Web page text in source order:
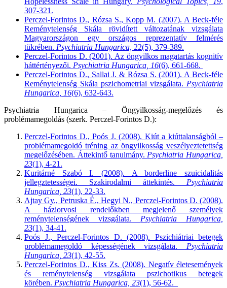
307-321.
Perczel-Forintos D., Rózsa S., Kopp M. (2007). A Beck-féle
Reménytelenség Skála rövidített változatának vizsgálata
Magyarországon egy országos reprezentatív felmérés
tükrében. Psychiatria Hungarica, 22(5), 379-389.
Perczel-Forintos D. (2001). Az öngyilkos magatartás kognitív
háttértényezői. Psychiatria Hungarica, 16(6), 661-668.
Perczel-Forintos D., Sallai J. & Rózsa S. (2001). A Beck-féle
Reménytelenség Skála pszichometriai vizsgálata. Psychiatria
Hungarica, 16(6), 632-643.
Psychiatria Hungarica – Öngyilkosság-megelőzés és
problémamegoldás (szerk. Perczel-Forintos D.):
Perczel-Forintos D., Poós J. (2008). Kiút a kiúttalanságból –
problémamegoldó tréning az öngyilkosság veszélyeztetettség
megelőzésében. Áttekintő tanulmány. Psychiatria Hungarica,
23(1), 4-21.
Kuritárné Szabó I. (2008). A borderline szuicidalitás
jellegztetességei. Szakirodalmi áttekintés. Psychiatria
Hungarica, 23(1), 22-33.
Ajtay Gy., Petruska É., Hegyi N., Perczel-Forintos D. (2008).
A háziorvosi rendelőkben megjelenő személyek
reménytelenségének vizsgálata. Psychiatria Hungarica,
23(1), 34-41.
Poós J., Perczel-Forintos D. (2008). Pszichiátriai betegek
problémamegoldó képességének vizsgálata. Psychiatria
Hungarica, 23(1), 42-55.
Perczel-Forintos D., Kiss Zs. (2008). Negatív életesemények
és reménytelenség vizsgálata pszichotikus betegek
körében. Psychiatria Hungarica, 23(1), 56-62._